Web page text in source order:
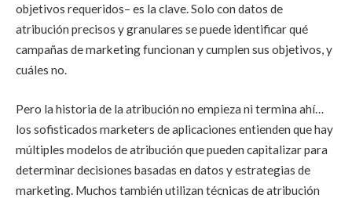
objetivos requeridos– es la clave. Solo con datos de
atribución precisos y granulares se puede identificar qué
campañas de marketing funcionan y cumplen sus objetivos, y
cuáles no.
Pero la historia de la atribución no empieza ni termina ahí…
los sofisticados marketers de aplicaciones entienden que hay
múltiples modelos de atribución que pueden capitalizar para
determinar decisiones basadas en datos y estrategias de
marketing. Muchos también utilizan técnicas de atribución